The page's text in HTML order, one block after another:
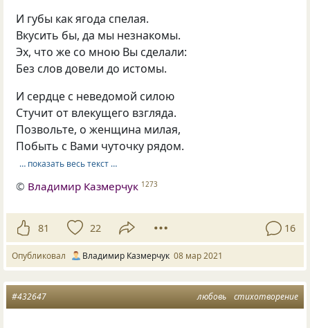
И губы как ягода спелая.
Вкусить бы, да мы незнакомы.
Эх, что же со мною Вы сделали:
Без слов довели до истомы.
И сердце с неведомой силою
Стучит от влекущего взгляда.
Позвольте, о женщина милая,
Побыть с Вами чуточку рядом.
… показать весь текст …
© Владимир Казмерчук 1273
81 22 16
Опубликовал Владимир Казмерчук 08 мар 2021
любовь стихотворение
#432647